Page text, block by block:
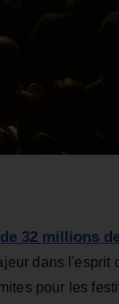
32 millions
dans l'esprit
pour les